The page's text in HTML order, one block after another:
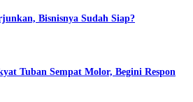
Bisnisnya Sudah Siap?
Tuban Sempat Molor, Begini Respon